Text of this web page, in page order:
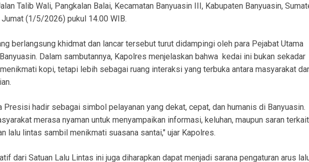
Talib Wali, Pangkalan Balai, Kecamatan Banyuasin III, Kabupaten Banyuasin,
Jumat (1/5/2026) pukul 14.00 WIB.
berlangsung khidmat dan lancar tersebut turut didampingi oleh para Pejabat Utama
Dalam sambutannya, Kapolres menjelaskan bahwa kedai ini bukan sekadar
kopi, tetapi lebih sebagai ruang interaksi yang terbuka antara masyarakat
Presisi hadir sebagai simbol pelayanan yang dekat, cepat, dan humanis di Banyuasin.
merasa nyaman untuk menyampaikan informasi, keluhan, maupun saran terkait
lalu lintas sambil menikmati suasana santai," ujar Kapolres.
dari Satuan Lalu Lintas ini juga diharapkan dapat menjadi sarana pengaturan arus